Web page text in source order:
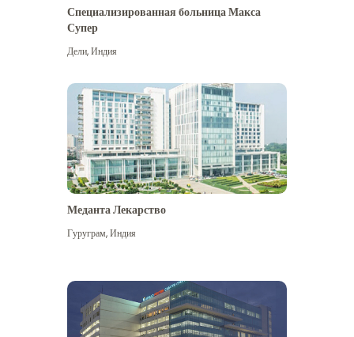
Специализированная больница Макса
Супер
Дели,Индия
Меданта Лекарство
Гуруграм,Индия